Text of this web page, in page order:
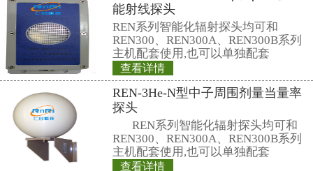
专家表示，目前我国环保部门和国
辐射监测值显示，我国辐射环境水
电事故影响。同时，国家核事故应
也表示，日本核电放射性物质不
康造成影响。因此，目前仅凭个
恐惧而擅自服用碘片没有必要。